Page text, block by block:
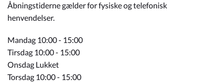
Åbningstiderne gælder for fysiske og telefonisk
henvendelser.
Mandag 10:00 - 15:00
Tirsdag 10:00 - 15:00
Onsdag Lukket
Torsdag 10:00 - 15:00